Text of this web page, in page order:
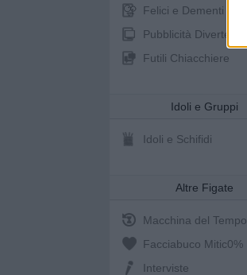
Felici e Dementi
Pubblicità Divertenti
Futili Chiacchiere
Idoli e Gruppi
Idoli e Schifidi
Altre Figate
Macchina del Tempo
Facciabuco Mitic0%
Interviste